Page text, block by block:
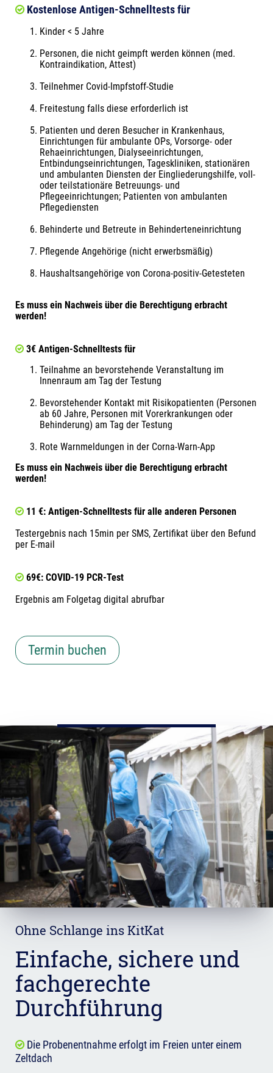
Kostenlose Antigen-Schnelltests für
Kinder < 5 Jahre
Personen, die nicht geimpft werden können (med.
Kontraindikation, Attest)
Teilnehmer Covid-Impfstoff-Studie
Freitestung falls diese erforderlich ist
​Patienten und deren Besucher in Krankenhaus,
Einrichtungen für ​ambulante OPs, Vorsorge- oder
Rehaeinrichtungen, Dialyseeinrichtungen,
Entbindungseinrichtungen, Tageskliniken, stationären
und ambulanten Diensten der Eingliederungshilfe, voll-
oder teilstationäre Betreuungs- und
Pflegeeinrichtungen; Patienten von ambulanten
Pflegediensten
Behinderte und Betreute in Behinderteneinrichtung
Pflegende Angehörige (nicht erwerbsmäßig)
Haushaltsangehörige von Corona-positiv-Getesteten
Es muss ein Nachweis über die Berechtigung erbracht
werden!
3€ Antigen-Schnelltests für
Teilnahme an bevorstehende Veranstaltung im
Innenraum am Tag der Testung
Bevorstehender Kontakt mit Risikopatienten (Personen
ab 60 Jahre, Personen mit Vorerkrankungen oder
Behinderung) am Tag der Testung
Rote Warnmeldungen in der Corna-Warn-App
Es muss ein Nachweis über die Berechtigung erbracht
werden!
11 €: Antigen-Schnelltests für alle anderen Personen
Testergebnis nach 15min per SMS, Zertifikat über den Befund
per E-mail
69€: COVID-19 PCR-Test
Ergebnis am Folgetag digital abrufbar
Termin buchen
Ohne Schlange ins KitKat
Einfache, sichere und
fachgerechte
Durchführung
Die Probenentnahme erfolgt im Freien unter einem
Zeltdach